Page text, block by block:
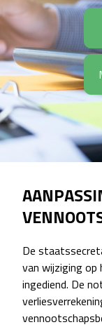
De
van wijziging
ingediend. De